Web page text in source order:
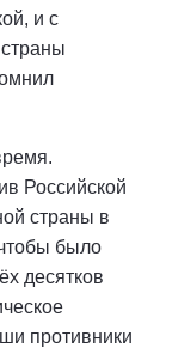
и с
Российской
страны в
было
десятков
противники